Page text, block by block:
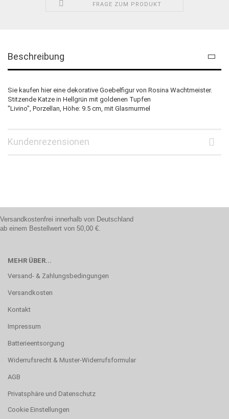
FRAGE ZUM PRODUKT
Beschreibung
Sie kaufen hier eine dekorative Goebelfigur von Rosina Wachtmeister.
Stitzende Katze in Hellgrün mit goldenen Tupfen
"Livino", Porzellan, Höhe: 9.5 cm, mit Glasmurmel
Kundenrezensionen
Versandkostenfrei innerhalb von Deutschland
ab einem Bestellwert von 50,00 €.
MEHR ÜBER...
Versand- & Zahlungsbedingungen
Versandkosten
Kontakt
Impressum
Batterieentsorgung
Widerrufsrecht & Muster-Widerrufsformular
AGB
Privatsphäre und Datenschutz
Cookie Einstellungen